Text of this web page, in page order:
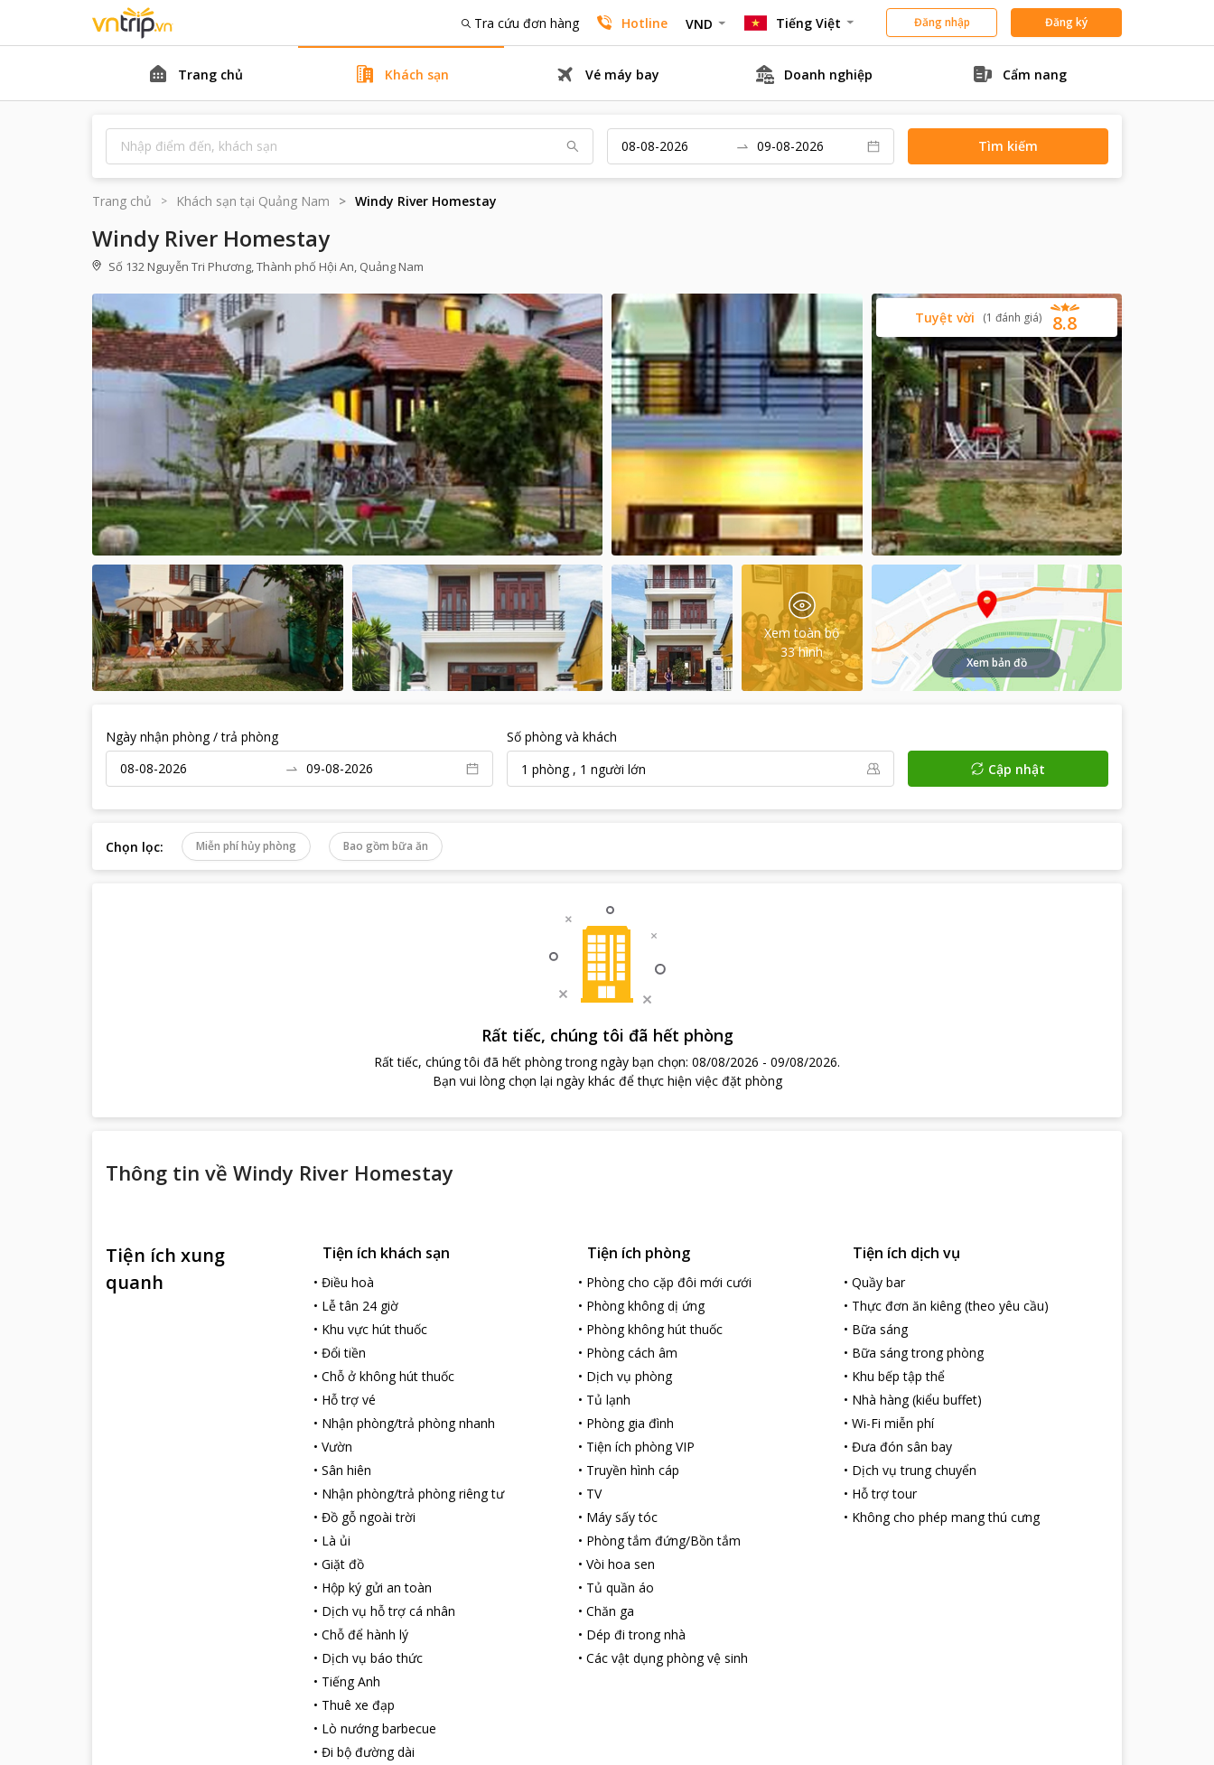
Tra cứu đơn hàng Hotline VND Tiếng Việt Đăng nhập Đăng ký
Trang chủ Khách sạn Vé máy bay Doanh nghiệp Cẩm nang
Tìm kiếm
Trang chủ Khách sạn tại Quảng Nam Windy River Homestay
Windy River Homestay
Số 132 Nguyễn Tri Phương, Thành phố Hội An, Quảng Nam
8.8
Tuyệt vời (1 đánh giá)
Xem toàn bộ
33 hình
Xem bản đồ
Ngày nhận phòng / trả phòng
Số phòng và khách
1 phòng, 1 người lớn Cập nhật
Chọn lọc: Miễn phí hủy phòng Bao gồm bữa ăn
Rất tiếc, chúng tôi đã hết phòng
Rất tiếc, chúng tôi đã hết phòng trong ngày bạn chọn: 08/08/2026 - 09/08/2026.
Bạn vui lòng chọn lại ngày khác để thực hiện việc đặt phòng
Thông tin về Windy River Homestay
Tiện ích xung
quanh
Tiện ích khách sạn
• Điều hoà
• Lễ tân 24 giờ
• Khu vực hút thuốc
• Đổi tiền
• Chỗ ở không hút thuốc
• Hỗ trợ vé
• Nhận phòng/trả phòng nhanh
• Vườn
• Sân hiên
• Nhận phòng/trả phòng riêng tư
• Đồ gỗ ngoài trời
• Là ủi
• Giặt đồ
• Hộp ký gửi an toàn
• Dịch vụ hỗ trợ cá nhân
• Chỗ để hành lý
• Dịch vụ báo thức
• Tiếng Anh
• Thuê xe đạp
• Lò nướng barbecue
• Đi bộ đường dài
Tiện ích phòng
• Phòng cho cặp đôi mới cưới
• Phòng không dị ứng
• Phòng không hút thuốc
• Phòng cách âm
• Dịch vụ phòng
• Tủ lạnh
• Phòng gia đình
• Tiện ích phòng VIP
• Truyền hình cáp
• TV
• Máy sấy tóc
• Phòng tắm đứng/Bồn tắm
•Vòi hoa sen
• Tủ quần áo
•Chăn ga
• Dép đi trong nhà
•Các vật dụng phòng vệ sinh
Tiện ích dịch vụ
• Quầy bar
• Thực đơn ăn kiêng (theo yêu cầu)
• Bữa sáng
• Bữa sáng trong phòng
• Khu bếp tập thể
• Nhà hàng (kiểu buffet)
• Wi-Fi miễn phí
• Đưa đón sân bay
• Dịch vụ trung chuyển
• Hỗ trợ tour
• Không cho phép mang thú cưng